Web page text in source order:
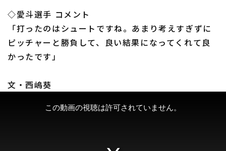
◇愛斗選手 コメント
「打ったのはシュートですね。あまり考えすぎずに
ピッチャーと勝負して、良い結果になってくれて良
かったです」
文・西嶋葵